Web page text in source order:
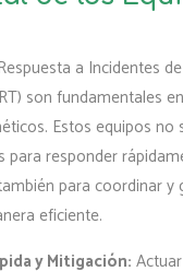
a Incidentes
son fundamentales
Estos equipos no
para responder
para coordinar y
eficiente.
y Mitigación: